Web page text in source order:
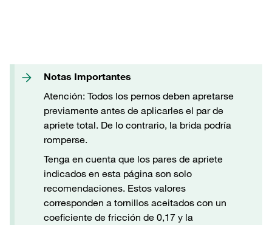
Notas Importantes
Atención: Todos los pernos deben apretarse
previamente antes de aplicarles el par de
apriete total. De lo contrario, la brida podría
romperse.
Tenga en cuenta que los pares de apriete
indicados en esta página son solo
recomendaciones. Estos valores
corresponden a tornillos aceitados con un
coeficiente de fricción de 0,17 y la